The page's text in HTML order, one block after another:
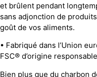
et brûlent pendant
sans adjonction de
goût de vos aliments.
• Fabriqué dans l’Union
FSC® d’origine
Bien plus que du charbon